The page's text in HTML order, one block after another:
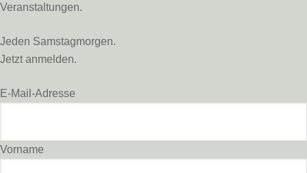
Veranstaltungen.
Jeden Samstagmorgen.
Jetzt anmelden.
E-Mail-Adresse
Vorname